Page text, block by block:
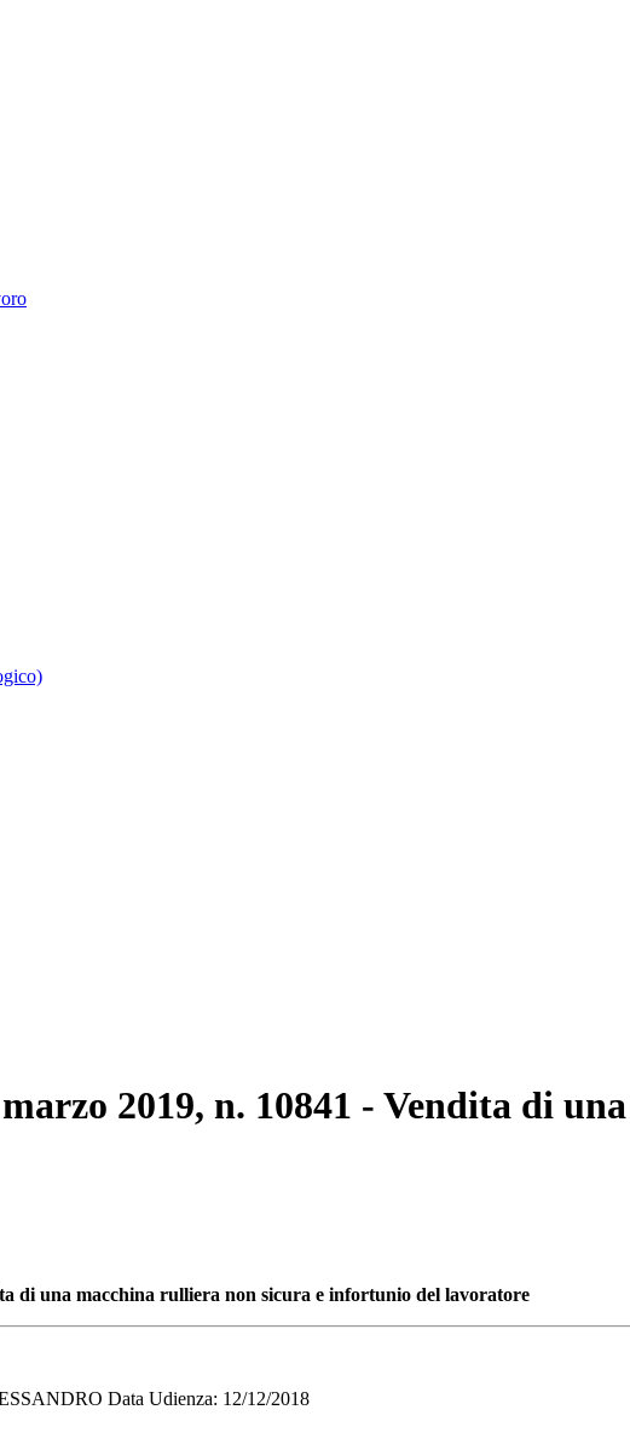
marzo 2019, n. 10841 - Vendita di
di una macchina rulliera non sicura e infortunio del lavoratore
Data Udienza: 12/12/2018